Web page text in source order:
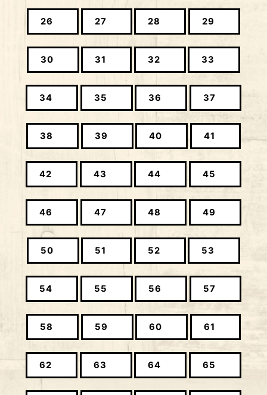
26 27 28 29
30 31 32 33
34 35 36 37
38 39 40 41
42 43 44 45
46 47 48 49
50 51 52 53
54 55 56 57
58 59 60 61
62 63 64 65